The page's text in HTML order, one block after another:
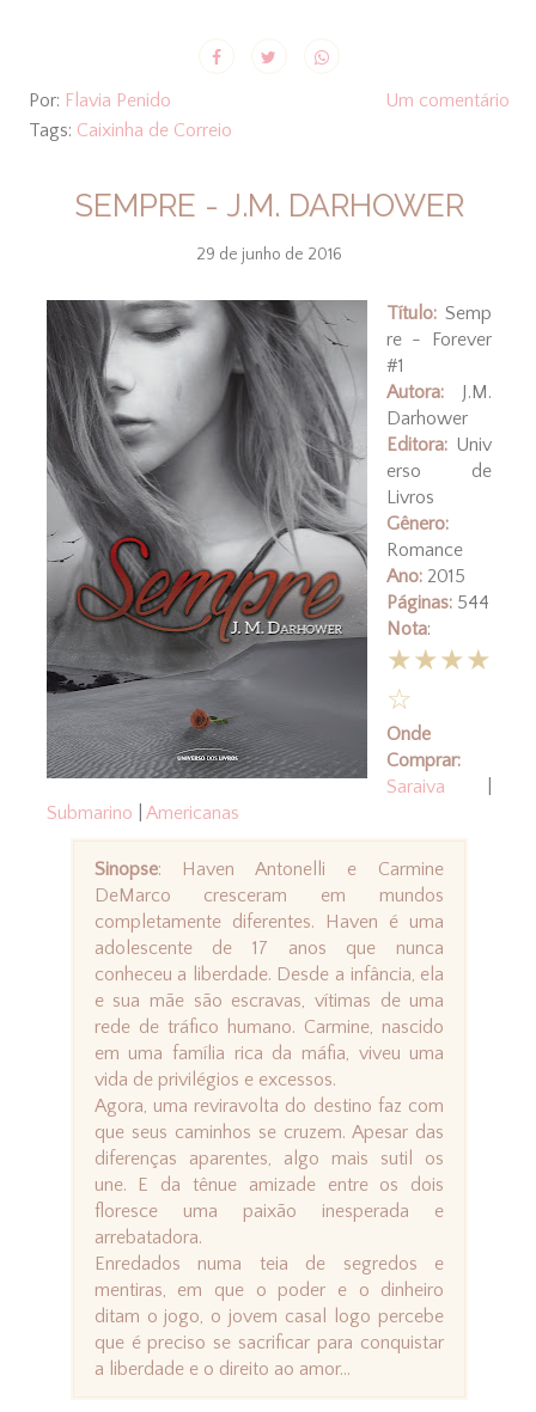
Por: Flavia Penido
Um comentário
Tags: Caixinha de Correio
SEMPRE - J.M. DARHOWER
29 de junho de 2016
Título:Semp
re - Forever
#1
Autora:J.M.
Darhower
Editora:Univ
erso de
Livros
Gênero:
Romance
Ano:2015
Páginas:544
Nota:
★★★★
☆
Onde
Comprar:
Saraiva
Submarino
Americanas
Sinopse: Haven Antonelli e Carmine
DeMarco cresceram em mundos
completamente diferentes. Haven é uma
adolescente de 17 anos que nunca
conheceu a liberdade. Desde a infância, ela
e sua mãe são escravas, vítimas de uma
rede de tráfico humano. Carmine, nascido
em uma família rica da máfia, viveu uma
vida de privilégios e excessos.
Agora, uma reviravolta do destino faz com
que seus caminhos se cruzem. Apesar das
diferenças aparentes, algo mais sutil os
une. E da tênue amizade entre os dois
floresce uma paixão inesperada e
arrebatadora.
Enredados numa teia de segredos e
mentiras, em que o poder e o dinheiro
ditam o jogo, o jovem casal logo percebe
que é preciso se sacrificar para conquistar
a liberdade e o direito ao amor...